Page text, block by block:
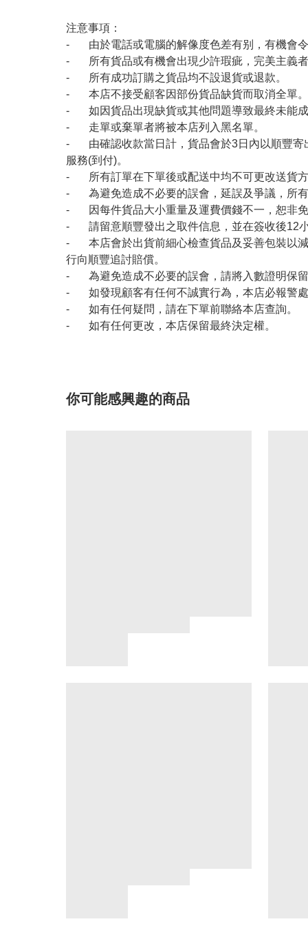
注意事項：
- 由於電話或電腦的解像度色差有别，有機會令
- 所有貨品或有機會出現少許瑕疵，完美主義
- 所有成功訂購之貨品均不設退貨或退款。
- 本店不接受顧客因部份貨品缺貨而取消全單。
- 如因貨品出現缺貨或其他問題導致最終未能成
- 走單或棄單者將被本店列入黑名單。
- 由確認收款當日計，貨品會於3日內以順豐寄
服務(到付)。
- 所有訂單在下單後或配送中均不可更改送貨方
- 為避免造成不必要的誤會，延誤及爭議，所
- 因每件貨品大小重量及運費價錢不一，恕非免
- 請留意順豐發出之取件信息，並在簽收後12
- 本店會於出貨前細心檢查貨品及妥善包裝以減
行向順豐追討賠償。
- 為避免造成不必要的誤會，請將入數證明保留
- 如發現顧客有任何不誠實行為，本店必報警
- 如有任何疑問，請在下單前聯絡本店查詢。
- 如有任何更改，本店保留最終決定權。
你可能感興趣的商品